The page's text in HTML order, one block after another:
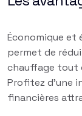
Économique et
permet de
chauffage tout
Profitez d'une
financières